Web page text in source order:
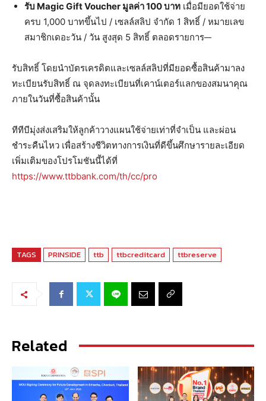
รับ Magic Gift Voucher มูลค่า 100 บาท เมื่อมียอดใช้จ่าย
ครบ 1,000 บาทขึ้นไป / เซลล์สลิป จำกัด 1 สิทธิ์ / หมายเลข
สมาชิกเดอะวัน / วัน สูงสุด 5 สิทธิ์ ตลอดรายการ
รับสิทธิ์ โดยนำบัตรเครดิตและเซลล์สลิปที่มียอดซื้อสินค้ามาลง
ทะเบียนรับสิทธิ์ ณ จุดลงทะเบียนที่เคาน์เตอร์แลกของสมนาคุณ
ภายในวันที่ซื้อสินค้านั้น
ทีทีบีมุ่งส่งเสริมให้ลูกค้าวางแผนใช้จ่ายเท่าที่จำเป็น และผ่อน
ชำระคืนไหว เพื่อสร้างชีวิตทางการเงินที่ดีขึ้นศึกษารายละเอียด
เพิ่มเติมของโปรโมชันนี้ได้ที่
https://www.ttbbank.com/th/cc/pro
TAGS PRINSIDE ttb ttbcreditcard ttbreserve
Related